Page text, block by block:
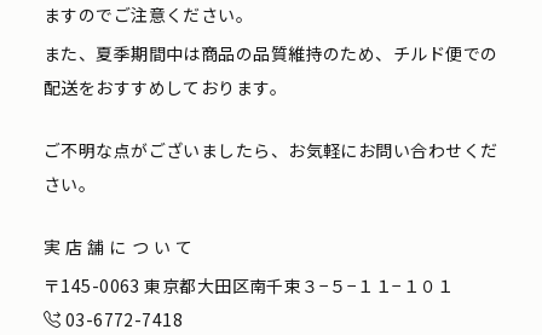
ますのでご注意ください。
また、夏季期間中は商品の品質維持のため、チルド便での
配送をおすすめしております。
ご不明な点がございましたら、お気軽にお問い合わせくだ
さい。
実店舗について
〒145-0063 東京都大田区南千束３−５−１１−１０１
03-6772-7418